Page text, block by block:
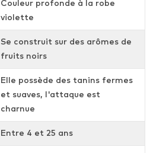
Couleur profonde à la robe
violette
Se construit sur des arômes de
fruits noirs
Elle possède des tanins fermes
et suaves, l'attaque est
charnue
Entre 4 et 25 ans